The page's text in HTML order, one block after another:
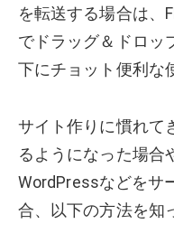
を転送する場合は、
でドラッグ＆ドロッ
下にチョット便利な
サイト作りに慣れて
るようになった場合
WordPressなどをサ
合、以下の方法を知